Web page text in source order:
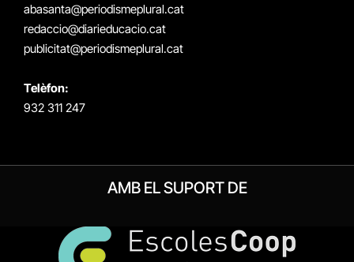
abasanta@periodismeplural.cat
redaccio@diarieducacio.cat
publicitat@periodismeplural.cat
Telèfon:
932 311 247
AMB EL SUPORT DE